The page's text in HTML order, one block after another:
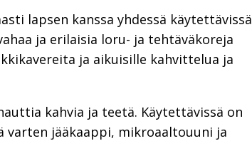
lapsen kanssa yhdessä käytettävissä
ja erilaisia loru- ja tehtäväkoreja
ja aikuisille kahvittelua ja
kahvia ja teetä. Käytettävissä on
jääkaappi, mikroaaltouuni ja